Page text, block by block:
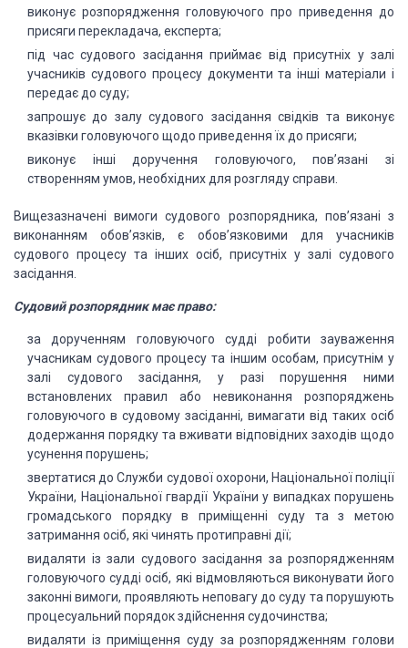
виконує розпорядження головуючого про приведення до
присяги перекладача, експерта;
під час судового засідання приймає від присутніх у залі
учасників судового процесу документи та інші матеріали і
передає до суду;
запрошує до залу судового засідання свідків та виконує
вказівки головуючого щодо приведення їх до присяги;
виконує інші доручення головуючого, пов’язані зі
створенням умов, необхідних для розгляду справи.
Вищезазначені вимоги судового розпорядника, пов’язані з
виконанням обов’язків, є обов’язковими для учасників
судового процесу та інших осіб, присутніх у залі судового
засідання.
Судовий розпорядник має право:
за дорученням головуючого судді робити зауваження
учасникам судового процесу та іншим особам, присутнім у
залі судового засідання, у разі порушення ними
встановлених правил або невиконання розпоряджень
головуючого в судовому засіданні, вимагати від таких осіб
додержання порядку та вживати відповідних заходів щодо
усунення порушень;
звертатися до Служби судової охорони, Національної поліції
України, Національної гвардії України у випадках порушень
громадського порядку в приміщенні суду та з метою
затримання осіб, які чинять протиправні дії;
видаляти із зали судового засідання за розпорядженням
головуючого судді осіб, які відмовляються виконувати його
законні вимоги, проявляють неповагу до суду та порушують
процесуальний порядок здійснення судочинства;
видаляти із приміщення суду за розпорядженням голови